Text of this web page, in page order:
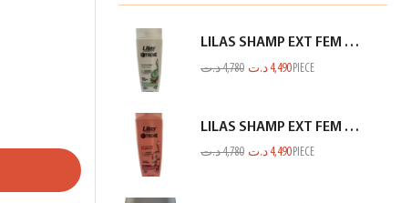
LILAS SHAMP EXT FEM FIN ET FRAGILE BLANC 350ML
4,780د.ت 4,490 د.ت PIECE
LILAS SHAMP EXT FEM RACINE GP SECHE SAUMON 350ML
4,780د.ت 4,490 د.ت PIECE